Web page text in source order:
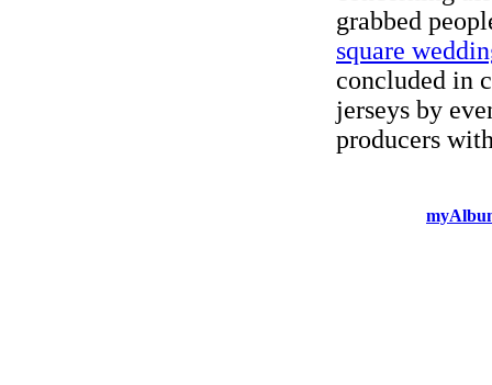
grabbed
square
concluded in
jerseys by
producers